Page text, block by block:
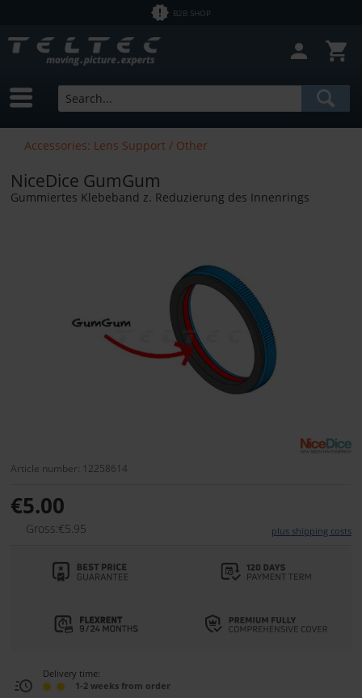
B2B SHOP
Accessories: Lens Support / Other
NiceDice GumGum
Gummiertes Klebeband z. Reduzierung des Innenrings
Article number: 12258614
€5.00
Gross:€5.95 plus shipping costs
Delivery time:
1-2 weeks from order